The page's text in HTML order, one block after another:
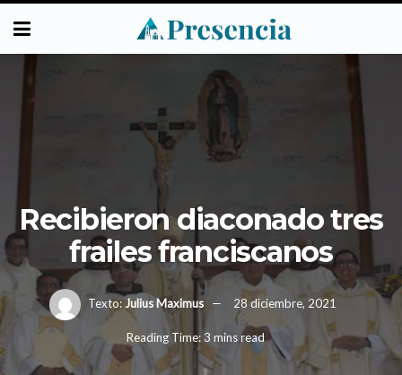
Recibieron diaconado tres
frailes franciscanos
Texto:Julius Maximus 28 diciembre, 2021
Reading Time: 3 mins read